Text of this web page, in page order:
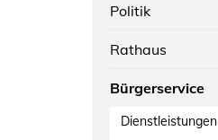
Politik
Rathaus
Bürgerservice
Dienstleistungen